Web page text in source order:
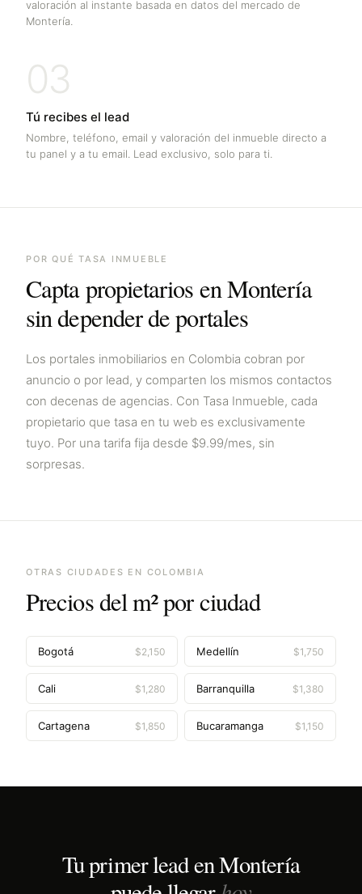
valoración al instante basada en datos del mercado de
Montería
03
Tú recibes el lead
Nombre, teléfono, email y valoración del inmueble directo a
tu panel y a tu email. Lead exclusivo, solo para ti.
POR QUÉ TASA INMUEBLE
Capta propietarios enMontería
sin depender de portales
Los portales inmobiliarios en Colombia cobran por
anuncio o por lead, y comparten los mismos contactos
con decenas de agencias. Con Tasa Inmueble, cada
propietario que tasa en tu web es exclusivamente
tuyo. Por una tarifa fija desde $9.99/mes, sin
sorpresas.
OTRAS CIUDADES EN COLOMBIA
Precios del m² por ciudad
Bogotá $2,150 Medellín $1,750
Cali $1,280 Barranquilla $1,380
Cartagena $1,850 Bucaramanga $1,150
Tu primer lead enMontería